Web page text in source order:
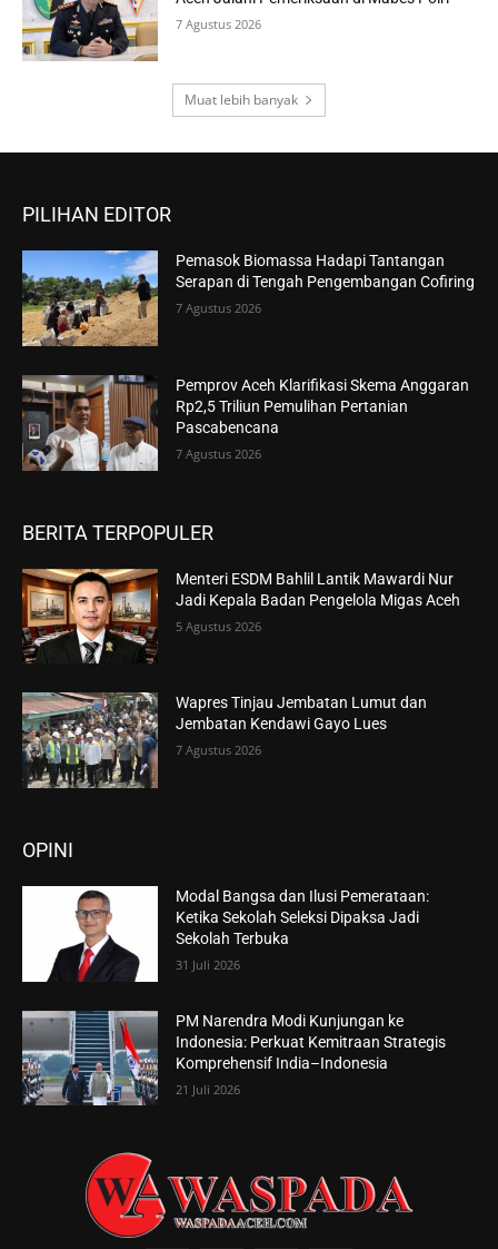
7 Agustus 2026
Muat lebih banyak
PILIHAN EDITOR
Pemasok Biomassa Hadapi Tantangan
Serapan di Tengah Pengembangan Cofiring
7 Agustus 2026
Pemprov Aceh Klarifikasi Skema Anggaran
Rp2,5 Triliun Pemulihan Pertanian
Pascabencana
7 Agustus 2026
BERITA TERPOPULER
Menteri ESDM Bahlil Lantik Mawardi Nur
Jadi Kepala Badan Pengelola Migas Aceh
5 Agustus 2026
Wapres Tinjau Jembatan Lumut dan
Jembatan Kendawi Gayo Lues
7 Agustus 2026
OPINI
Modal Bangsa dan Ilusi Pemerataan:
Ketika Sekolah Seleksi Dipaksa Jadi
Sekolah Terbuka
31 Juli 2026
PM Narendra Modi Kunjungan ke
Indonesia: Perkuat Kemitraan Strategis
Komprehensif India–Indonesia
21 Juli 2026